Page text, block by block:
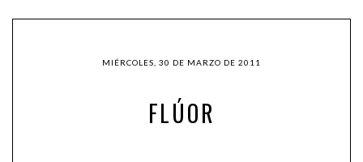
MIÉRCOLES, 30 DE MARZO DE 2011
FLÚOR